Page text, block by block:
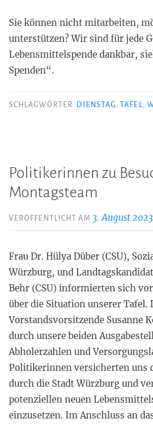
Sie können nicht mitarbeiten,
unterstützen? Wir sind für jede
Lebensmittelspende dankbar,
Spenden“.
SCHLAGWÖRTER DIENSTAG, TAFEL,
Politikerinnen zu
Montagsteam
VERÖFFENTLICHT AM 3. August 2023
Frau Dr. Hülya Düber (CSU),
Würzburg, und
Behr (CSU) informierten sich
über die Situation unserer Tafel.
Vorstandsvorsitzende Susanne
durch unsere beiden
Abholerzahlen und
Politikerinnen versicherten uns
durch die Stadt Würzburg und
potenziellen neuen
einzusetzen. Im Anschluss an